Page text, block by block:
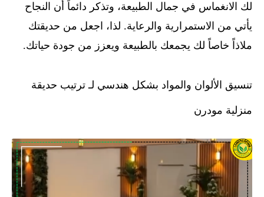
لك الانغماس في جمال الطبيعة، وتذكر دائماً أن النجاح
يأتي من الاستمرارية والرعاية. لذا، اجعل من حديقتك
ملاذاً خاصاً لك يجمعك بالطبيعة ويعزز من جودة حياتك.
تنسيق الألوان والمواد بشكل هندسي لـ ترتيب حديقة
منزلية مودرن